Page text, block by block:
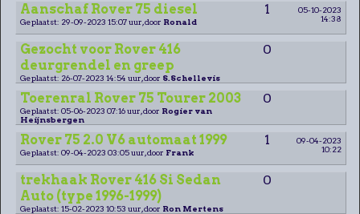
Aanschaf Rover 75 diesel 1
05-10-2023
14:38
Geplaatst: 29-09-2023 15:07 uur, door Ronald
Gezocht voor Rover 416
deurgrendel en greep
0
Geplaatst: 26-07-2023 14:54 uur, door S.Schellevis
Toerenral Rover 75 Tourer 2003 0
Geplaatst: 05-06-2023 07:16 uur, door Rogier van
Heijnsbergen
Rover 75 2.0 V6 automaat 1999 1
09-04-2023
10:22
Geplaatst: 09-04-2023 03:05 uur, door Frank
trekhaak Rover 416 Si Sedan
Auto (type 1996-1999)
0
Geplaatst: 15-02-2023 10:53 uur, door Ron Mertens